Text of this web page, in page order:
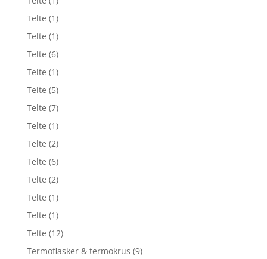
Telte (1)
Telte (1)
Telte (6)
Telte (1)
Telte (5)
Telte (7)
Telte (1)
Telte (2)
Telte (6)
Telte (2)
Telte (1)
Telte (1)
Telte (12)
Termoflasker & termokrus (9)